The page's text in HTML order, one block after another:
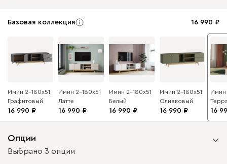
Базовая коллекция 16 990
Имин 2-180x51
Графитовый
16 990
Имин 2-180x51
Латте
16 990
Имин 2-180x51
Белый
16 990
Имин 2-180x51
Оливковый
16 990
Имин
16
Опции
Выбрано 3 опции